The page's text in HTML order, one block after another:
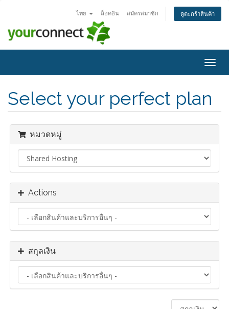
ไทย ล็อคอิน สมัครสมาชิก ดูตะกร้าสินค้า
Select your perfect plan
หมวดหมู่
Actions
สกุลเงิน